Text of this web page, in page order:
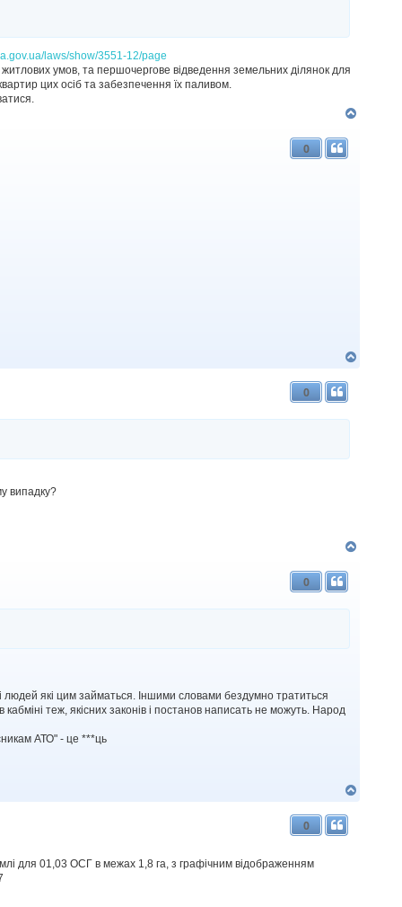
laws/show/3551-12/page
умов, та першочергове відведення земельних ділянок для
цих осіб та забезпечення їх паливом.
0
0
випадку?
0
і людей які цим займаться. Іншими словами бездумно тратиться
теж, якісних законів і постанов написать не можуть. Народ
АТО" - це ***ць
0
для 01,03 ОСГ в межах 1,8 га, з графічним відображенням